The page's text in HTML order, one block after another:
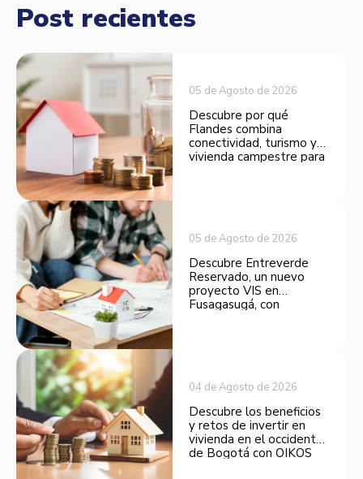
Post recientes
05 de Agosto de 2026
Descubre por qué
Flandes combina
conectividad, turismo y
vivienda campestre para
05 de Agosto de 2026
Descubre Entreverde
Reservado, un nuevo
proyecto VIS en
Fusagasugá, con
04 de Agosto de 2026
Descubre los beneficios
y retos de invertir en
vivienda en el occidente
de Bogotá con OIKOS